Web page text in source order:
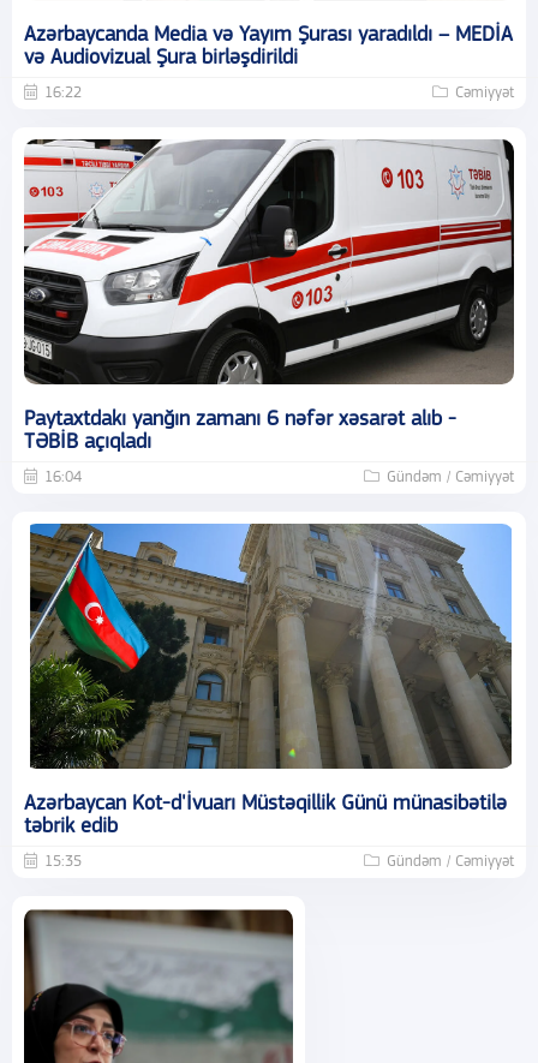
Azərbaycanda Media və Yayım Şurası yaradıldı – MEDİA
və Audiovizual Şura birləşdirildi
16:22 Cəmiyyət
Paytaxtdakı yanğın zamanı 6 nəfər xəsarət alıb -
TƏBİB açıqladı
16:04 Gündəm / Cəmiyyət
Azərbaycan Kot-d'İvuarı Müstəqillik Günü münasibətilə
təbrik edib
15:35 Gündəm / Cəmiyyət